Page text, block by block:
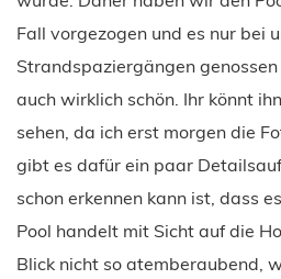
Fall vorgezogen und es nur bei
Strandspaziergängen
auch wirklich schön. Ihr könnt
sehen, da ich erst morgen die
gibt es dafür ein paar
schon erkennen kann ist, dass
Pool handelt mit Sicht auf die
Blick nicht so atemberaubend,